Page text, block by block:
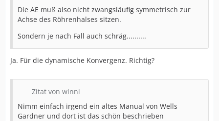
Die AE muß also nicht zwangsläufig symmetrisch zur
Achse des Röhrenhalses sitzen.
Sondern je nach Fall auch schräg..........
Ja. Für die dynamische Konvergenz. Richtig?
Zitat von winni
Nimm einfach irgend ein altes Manual von Wells
Gardner und dort ist das schön beschrieben